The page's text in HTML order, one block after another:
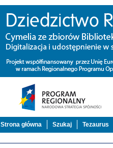
Strona główna Szukaj Tezaurus